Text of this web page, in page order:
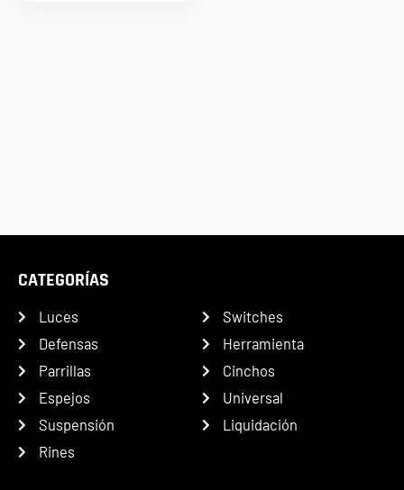
CATEGORÍAS
Luces
Defensas
Parrillas
Espejos
Suspensión
Rines
Switches
Herramienta
Cinchos
Universal
Liquidación